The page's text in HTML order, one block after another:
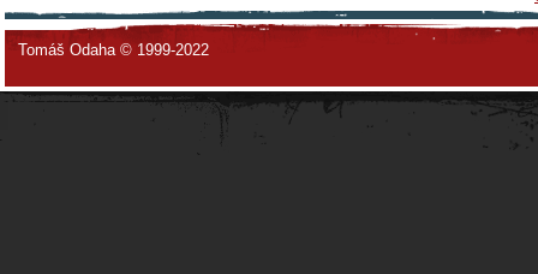
Tomáš Odaha © 1999-2022